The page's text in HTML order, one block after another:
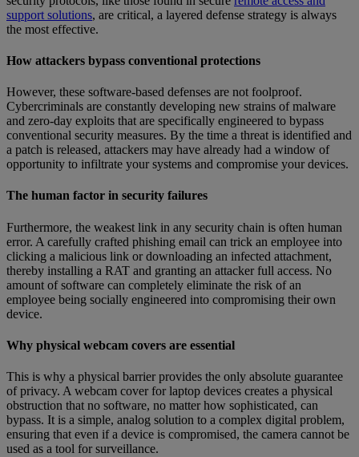
support solutions, are critical, a layered defense strategy is always
the most effective.
How attackers bypass conventional protections
However, these software-based defenses are not foolproof.
Cybercriminals are constantly developing new strains of malware
and zero-day exploits that are specifically engineered to bypass
conventional security measures. By the time a threat is identified and
a patch is released, attackers may have already had a window of
opportunity to infiltrate your systems and compromise your devices.
The human factor in security failures
Furthermore, the weakest link in any security chain is often human
error. A carefully crafted phishing email can trick an employee into
clicking a malicious link or downloading an infected attachment,
thereby installing a RAT and granting an attacker full access. No
amount of software can completely eliminate the risk of an
employee being socially engineered into compromising their own
device.
Why physical webcam covers are essential
This is why a physical barrier provides the only absolute guarantee
of privacy. A webcam cover for laptop devices creates a physical
obstruction that no software, no matter how sophisticated, can
bypass. It is a simple, analog solution to a complex digital problem,
ensuring that even if a device is compromised, the camera cannot be
used as a tool for surveillance.